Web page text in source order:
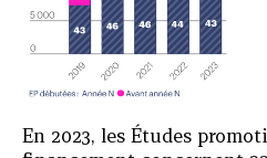
En 2023, les Études